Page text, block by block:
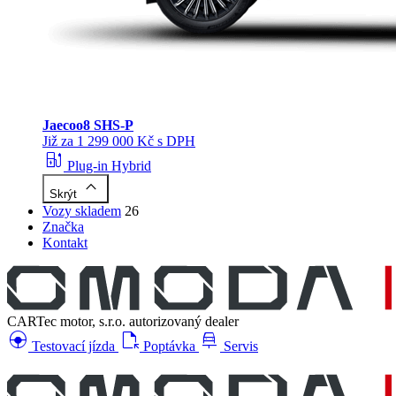
Jaecoo8 SHS-P
Již za 1 299 000 Kč s DPH
ev_station Plug-in Hybrid
Skrýt keyboard_arrow_up
Vozy skladem 26
Značka
Kontakt
CARTec motor, s.r.o. autorizovaný dealer
search_hands_free Testovací jízda file_open Poptávka car_repair Servis